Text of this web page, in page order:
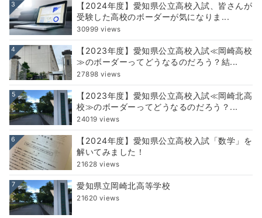
3
【2024年度】愛知県公立高校入試、皆さんが
受験した高校のボーダーが気になりま...
30999 views
4
【2023年度】愛知県公立高校入試≪岡崎高校
≫のボーダーってどうなるのだろう？結...
27898 views
5
【2023年度】愛知県公立高校入試≪岡崎北高
校≫のボーダーってどうなるのだろう？...
24019 views
6
【2024年度】愛知県公立高校入試「数学」を
解いてみました！
21628 views
7 愛知県立岡崎北高等学校
21620 views